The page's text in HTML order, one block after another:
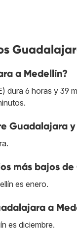
a Medellín?
dura 6 horas y 39
Guadalajara
más bajos
es enero.
a
es diciembre.